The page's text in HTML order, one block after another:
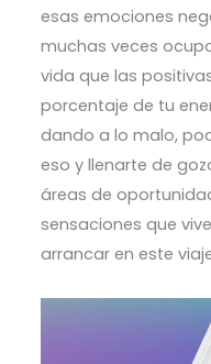
esas emociones
muchas veces
vida que las
porcentaje de tu
dando a lo malo,
eso y llenarte de
áreas de
sensaciones que
arrancar en este